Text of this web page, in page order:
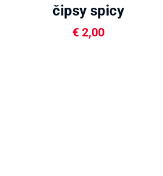
čipsy spicy
80g
€2,00